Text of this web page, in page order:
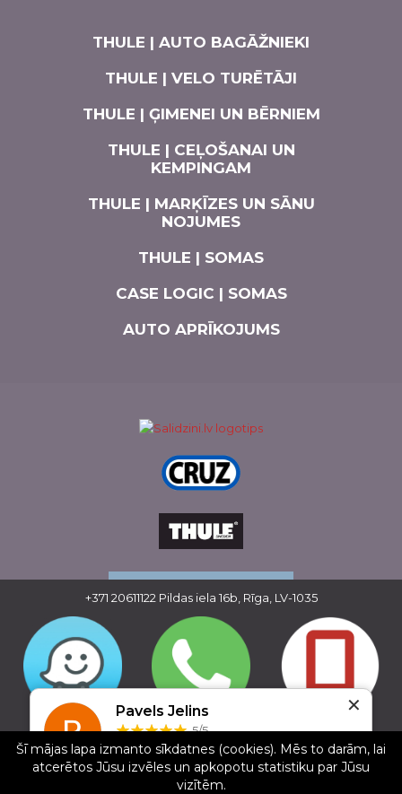
THULE | AUTO BAGĀŽNIEKI
THULE | VELO TURĒTĀJI
THULE | ĢIMENEI UN BĒRNIEM
THULE | CEĻOŠANAI UN
KEMPINGAM
THULE | MARĶĪZES UN SĀNU
NOJUMES
THULE | SOMAS
CASE LOGIC | SOMAS
AUTO APRĪKOJUMS
Copyright © 2016 - 2026, SIA Corelem Group
Mājas lapas izstrāde WEBstyle.lv
+371 20611122Pildas iela 16b, Rīga, LV-1035
Pavels Jelins
5/5
20.12.2024
Отличный сервис и отношение к клиенту. Уже
✕
Šī mājas lapa izmanto sīkdatnes (cookies). Mēs to darām, lai
atcerētos Jūsu izvēles un apkopotu statistiku par Jūsu
vizītēm.